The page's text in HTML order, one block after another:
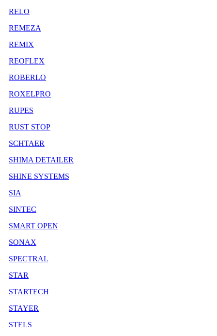
RELO
REMEZA
REMIX
REOFLEX
ROBERLO
ROXELPRO
RUPES
RUST STOP
SCHTAER
SHIMA DETAILER
SHINE SYSTEMS
SIA
SINTEC
SMART OPEN
SONAX
SPECTRAL
STAR
STARTECH
STAYER
STELS